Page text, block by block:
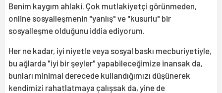
Benim kaygım ahlaki. Çok mutlakiyetçi görünmeden,
online sosyalleşmenin "yanlış" ve "kusurlu" bir
sosyalleşme olduğunu iddia ediyorum.
Her ne kadar, iyi niyetle veya sosyal baskı mecburiyetiyle,
bu ağlarda "iyi bir şeyler" yapabileceğimize inansak da,
bunları minimal derecede kullandığımızı düşünerek
kendimizi rahatlatmaya çalışsak da, yine de